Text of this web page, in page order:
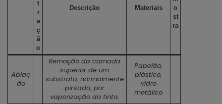
t
r
a
ç
ã
o
Descrição Materiais
o
st
ra
Ablaç
ão
Remoção da camada
superior de um
substrato, normalmente
pintado, por
vaporização da tinta.
Papelão,
plástico,
vidro
metálico